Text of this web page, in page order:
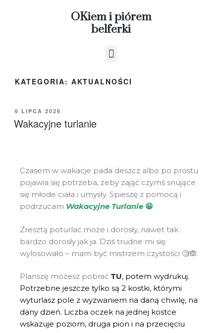
OKiem i piórem
belferki
KATEGORIA: AKTUALNOŚCI
6 LIPCA 2026
Wakacyjne turlanie
Czasem w wakacje pada deszcz albo po prostu
pojawia się potrzeba, żeby zająć czymś snujące
się młode ciała i umysły. Spieszę z pomocą i
podrzucam Wakacyjne Turlanie 😁
Zresztą poturlać może i dorosły, nawet tak
bardzo dorosły jak ja. Dziś trudne mi się
wylosowało – mam być mistrzem czystości 🧐🙈.
Planszę możesz pobrać TU, potem wydrukuj.
Potrzebne jeszcze tylko są 2 kostki, którymi
wyturlasz pole z wyzwaniem na daną chwilę, na
dany dzień. Liczba oczek na jednej kostce
wskazuje poziom, druga pion i na przecięciu